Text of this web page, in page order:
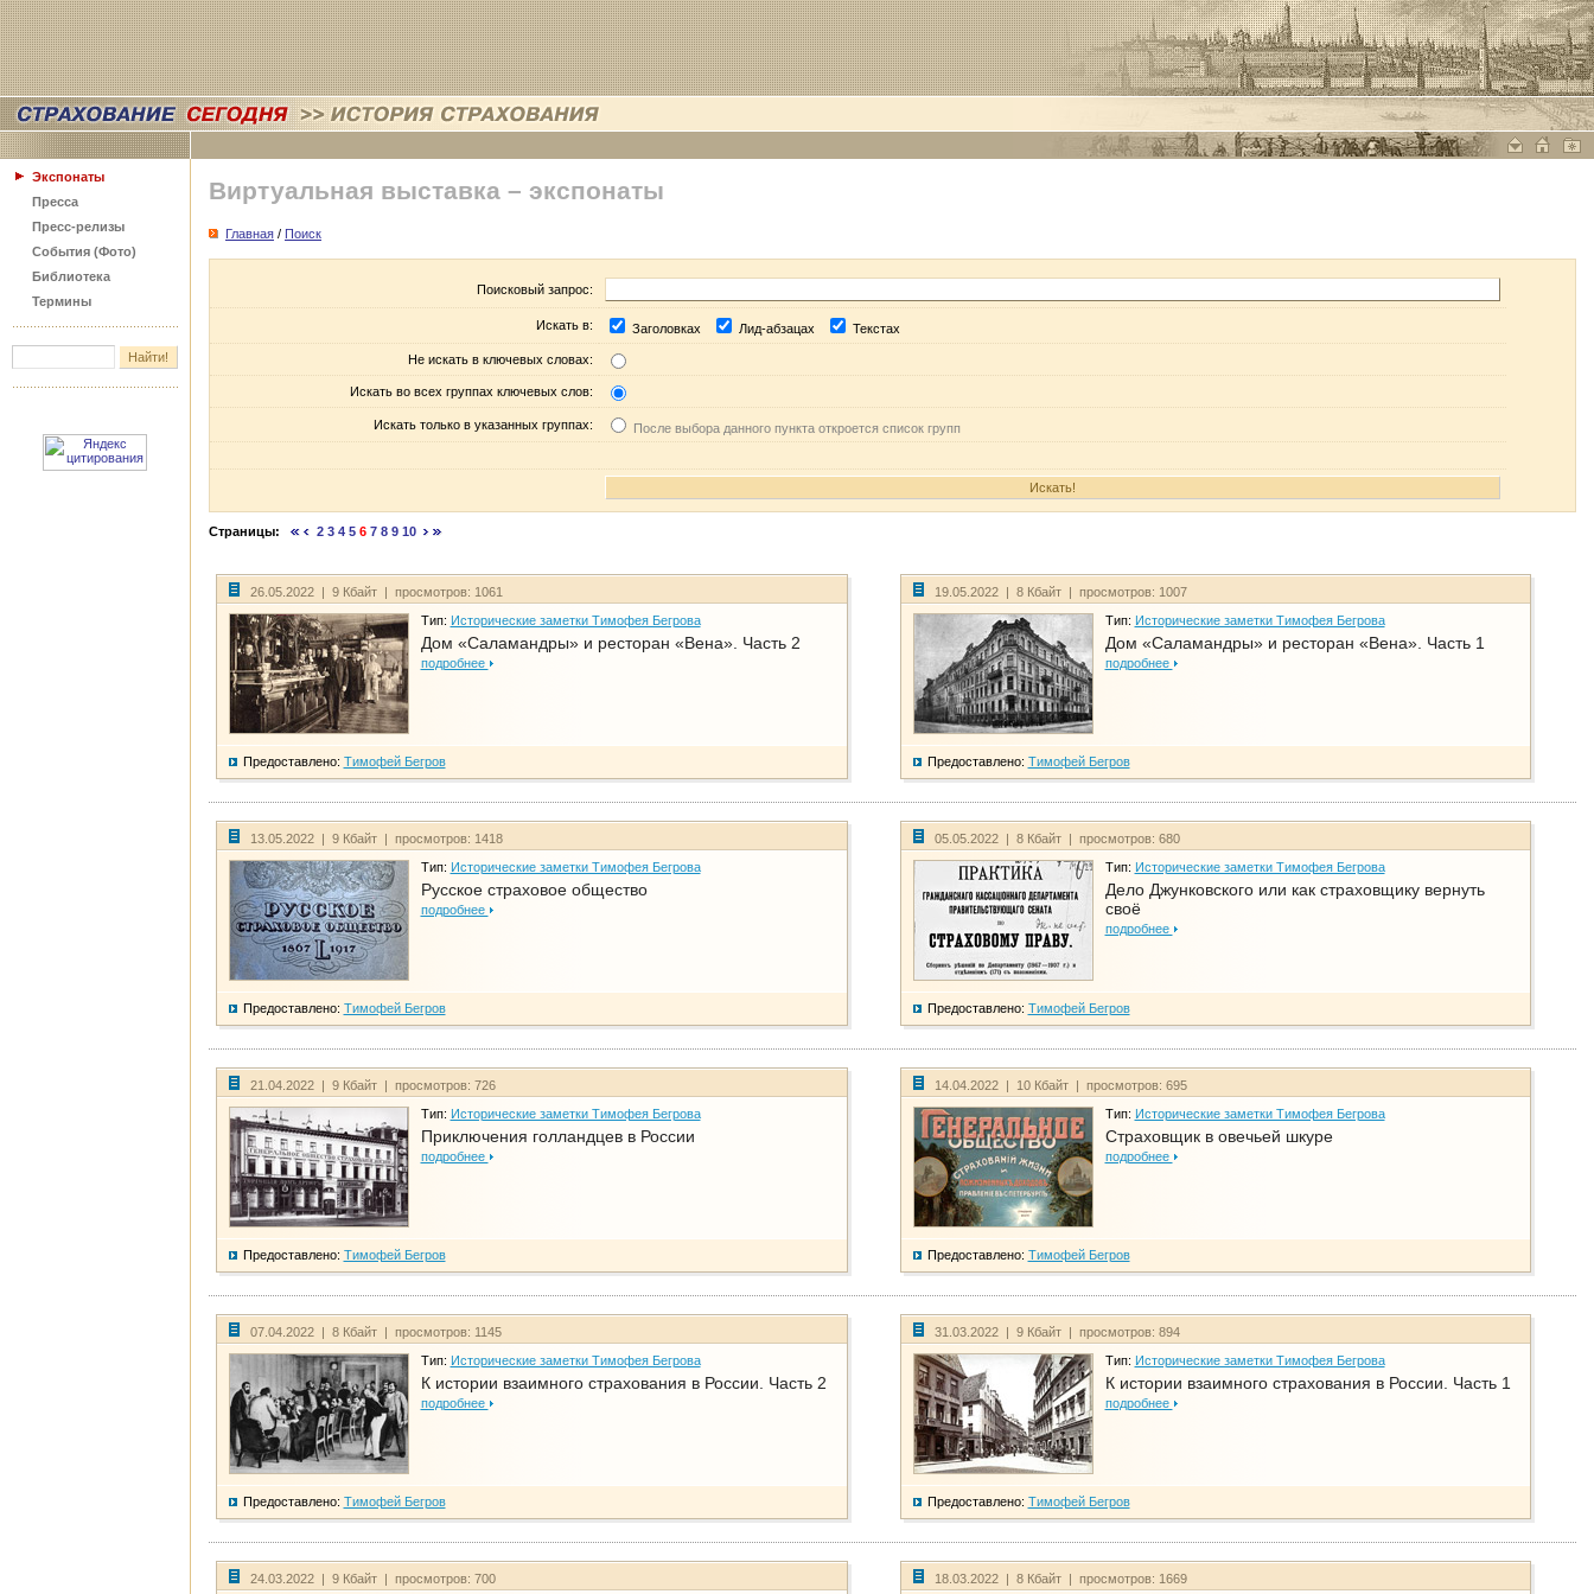
Экспонаты
Пресса
Пресс-релизы
События (Фото)
Библиотека
Термины
Виртуальная выставка – экспонаты
Главная / Поиск
Поисковый запрос:
Искать в: Заголовках Лид-абзацах Текстах
Не искать в ключевых словах:
Искать во всех группах ключевых слов:
Искать только в указанных группах: После выбора данного пункта откроется список групп
Страницы: 2 3 4 5 6 7 8 9 10
26.05.2022 | 9 Кбайт | просмотров: 1061
Тип: Исторические заметки Тимофея Бегрова
Дом «Саламандры» и ресторан «Вена». Часть 2
подробнее
Предоставлено: Тимофей Бегров
19.05.2022 | 8 Кбайт | просмотров: 1007
Тип: Исторические заметки Тимофея Бегрова
Дом «Саламандры» и ресторан «Вена». Часть 1
подробнее
Предоставлено: Тимофей Бегров
13.05.2022 | 9 Кбайт | просмотров: 1418
Тип: Исторические заметки Тимофея Бегрова
Русское страховое общество
подробнее
Предоставлено: Тимофей Бегров
05.05.2022 | 8 Кбайт | просмотров: 680
Тип: Исторические заметки Тимофея Бегрова
Дело Джунковского или как страховщику вернуть
своё
подробнее
Предоставлено: Тимофей Бегров
21.04.2022 | 9 Кбайт | просмотров: 726
Тип: Исторические заметки Тимофея Бегрова
Приключения голландцев в России
подробнее
Предоставлено: Тимофей Бегров
14.04.2022 | 10 Кбайт | просмотров: 695
Тип: Исторические заметки Тимофея Бегрова
Страховщик в овечьей шкуре
подробнее
Предоставлено: Тимофей Бегров
07.04.2022 | 8 Кбайт | просмотров: 1145
Тип: Исторические заметки Тимофея Бегрова
К истории взаимного страхования в России. Часть 2
подробнее
Предоставлено: Тимофей Бегров
31.03.2022 | 9 Кбайт | просмотров: 894
Тип: Исторические заметки Тимофея Бегрова
К истории взаимного страхования в России. Часть 1
подробнее
Предоставлено: Тимофей Бегров
24.03.2022 | 9 Кбайт | просмотров: 700 18.03.2022 | 8 Кбайт | просмотров: 1669